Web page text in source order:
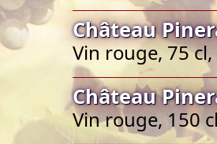
Château
Vin rouge, 75 cl,
Château
Vin rouge, 150